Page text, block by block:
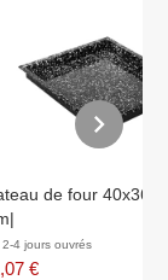
de four
2-4 jours ouvrés
€